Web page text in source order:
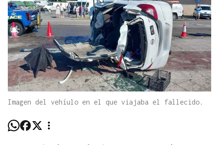
Imagen del vehíulo en el que viajaba el fallecido.